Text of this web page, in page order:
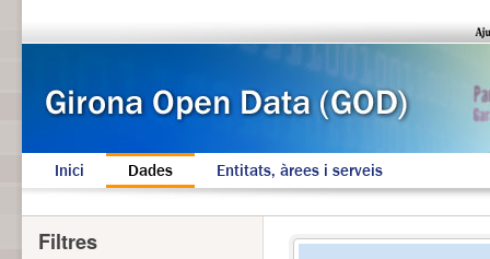
Inici Dades Entitats, àrees i serveis
Filtres